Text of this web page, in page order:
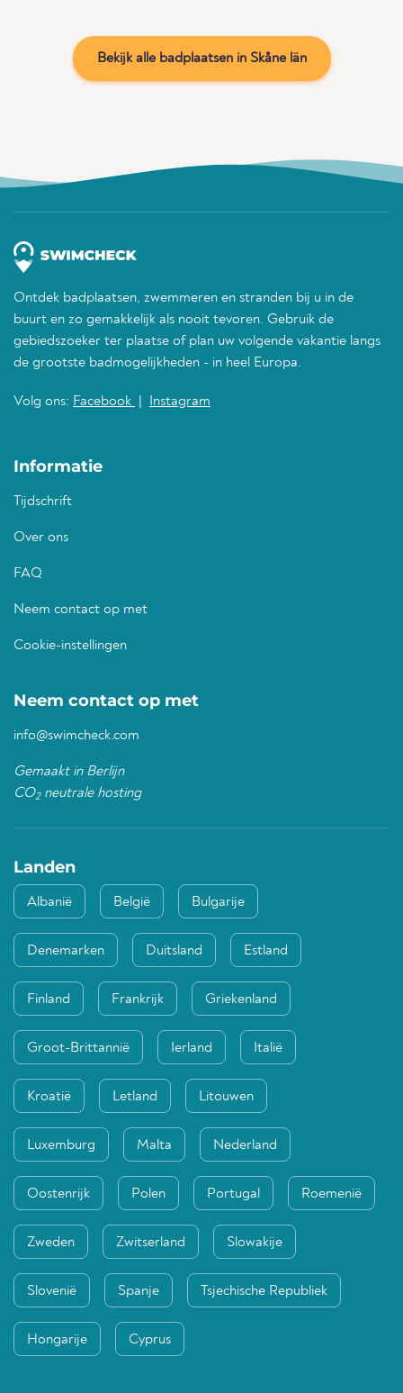
Bekijk alle badplaatsen in Skåne län
Ontdek badplaatsen, zwemmeren en stranden bij u in de
buurt en zo gemakkelijk als nooit tevoren. Gebruik de
gebiedszoeker ter plaatse of plan uw volgende vakantie langs
de grootste badmogelijkheden - in heel Europa.
Volg ons: Facebook Instagram
Informatie
Tijdschrift
Over ons
FAQ
Neem contact op met
Cookie-instellingen
Neem contact op met
info@swimcheck.com
Gemaakt in Berlijn
CO2neutrale hosting
Landen
Albanië België Bulgarije
Denemarken Duitsland Estland
Finland Frankrijk Griekenland
Groot-Brittannië Ierland Italië
Kroatië Letland Litouwen
Luxemburg Malta Nederland
Oostenrijk Polen Portugal Roemenië
Zweden Zwitserland Slowakije
Slovenië Spanje Tsjechische Republiek
Hongarije Cyprus